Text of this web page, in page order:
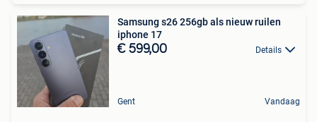
Samsung s26 256gb als nieuw ruilen
iphone 17
€ 599,00 Details
Gent Vandaag